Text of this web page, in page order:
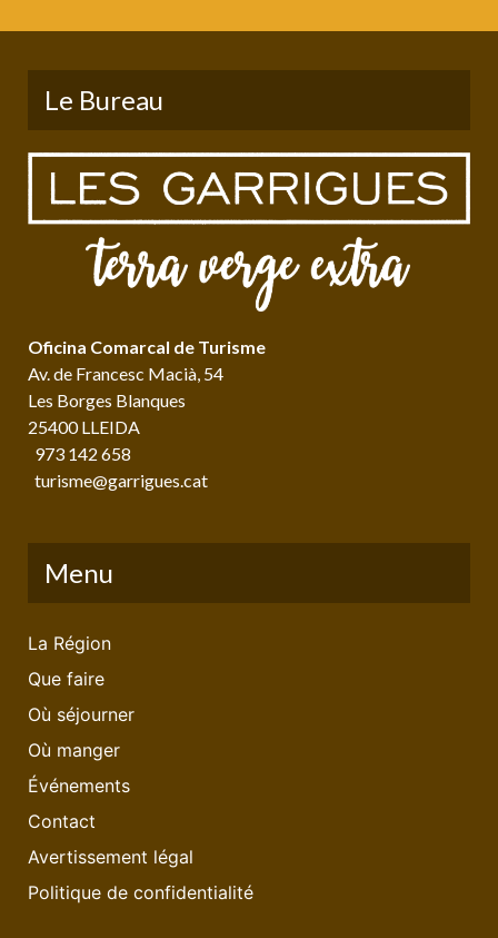
Le Bureau
Oficina Comarcal de Turisme
Av. de Francesc Macià, 54
Les Borges Blanques
25400 LLEIDA
973 142 658
turisme@garrigues.cat
Menu
La Région
Que faire
Où séjourner
Où manger
Événements
Contact
Avertissement légal
Politique de confidentialité